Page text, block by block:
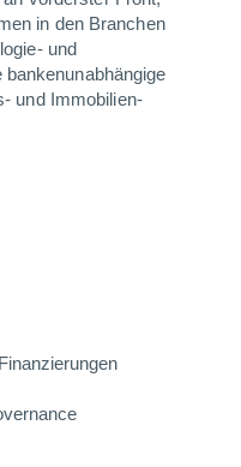
in den Branchen
und
und Immobilien-